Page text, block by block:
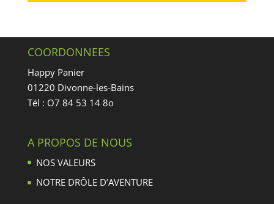
COORDONNEES
Happy Panier
01220 Divonne-les-Bains
Tél : O7 84 53 14 8o
A PROPOS DE NOUS
NOS VALEURS
NOTRE DRÔLE D’AVENTURE